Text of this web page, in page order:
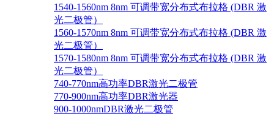
1540-1560nm 8nm 可调带宽分布式布拉格 (DBR 激
光二极管）
1560-1570nm 8nm 可调带宽分布式布拉格 (DBR 激
光二极管）
1570-1580nm 8nm 可调带宽分布式布拉格 (DBR 激
光二极管）
740-770nm高功率DBR激光二极管
770-900nm高功率DBR激光器
900-1000nmDBR激光二极管